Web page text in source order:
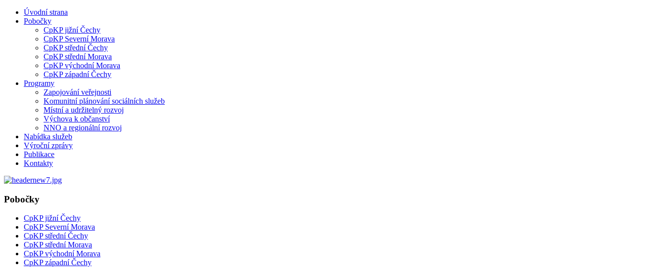
Úvodní strana
Pobočky
CpKP jižní Čechy
CpKP Severní Morava
CpKP střední Čechy
CpKP střední Morava
CpKP východní Morava
CpKP západní Čechy
Programy
Zapojování veřejnosti
Komunitní plánování sociálních služeb
Místní a udržitelný rozvoj
Výchova k občanství
NNO a regionální rozvoj
Nabídka služeb
Výroční zprávy
Publikace
Kontakty
Pobočky
CpKP jižní Čechy
CpKP Severní Morava
CpKP střední Čechy
CpKP střední Morava
CpKP východní Morava
CpKP západní Čechy